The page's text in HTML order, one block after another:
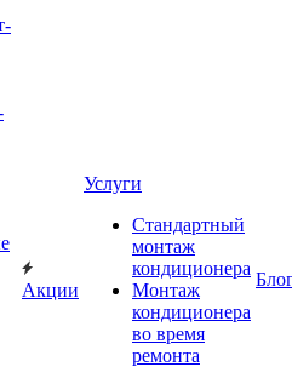
Акции
Услуги
Стандартный
монтаж
кондиционера
Монтаж
кондиционера
во время
ремонта